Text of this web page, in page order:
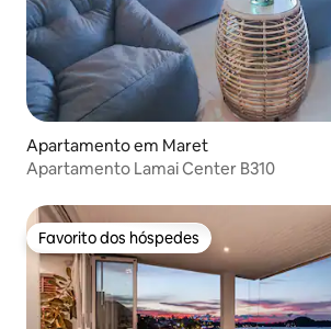
Apartamento em Maret
Apartamento Lamai Center B310
Favorito dos hóspedes
Favorito dos hóspedes